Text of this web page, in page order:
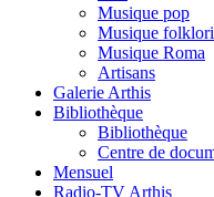
Musique pop
Musique
Musique Roma
Artisans
Galerie Arthis
Bibliothèque
Bibliothèque
Centre de
Mensuel
Radio-TV Arthis